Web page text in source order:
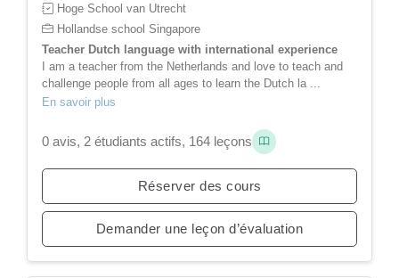
Hoge School van Utrecht
Hollandse school Singapore
Teacher Dutch language with international experience
I am a teacher from the Netherlands and love to teach and
challenge people from all ages to learn the Dutch la ...
En savoir plus
0 avis, 2 étudiants actifs, 164 leçons
Réserver des cours
Demander une leçon d’évaluation